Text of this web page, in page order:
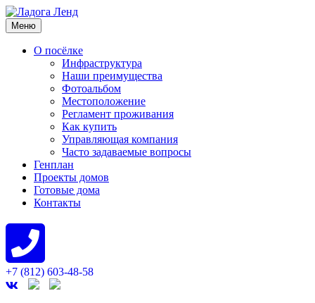
Меню
О посёлке
Инфраструктура
Наши преимущества
Фотоальбом
Местоположение
Регламент проживания
Как купить
Управляющая компания
Часто задаваемые вопросы
Генплан
Проекты домов
Готовые дома
Контакты
+7 (812) 603-48-58